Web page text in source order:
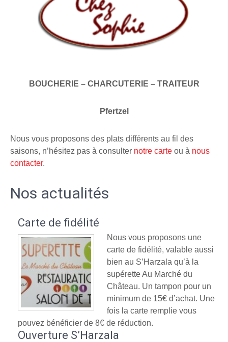
BOUCHERIE – CHARCUTERIE – TRAITEUR
Pfertzel
Nous vous proposons des plats différents au fil des
saisons, n’hésitez pas à consulter notre carte ou à nous
contacter.
Nos actualités
Carte de fidélité
Nous vous proposons une
carte de fidélité, valable aussi
bien au S’Harzala qu’à la
supérette Au Marché du
Château. Un tampon pour un
minimum de 15€ d’achat. Une
fois la carte remplie vous
pouvez bénéficier de 8€ de réduction.
Ouverture S’Harzala